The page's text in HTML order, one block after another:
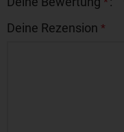
Deine Rezension *